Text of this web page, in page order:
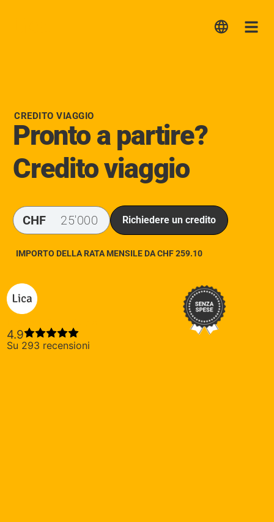
CREDITO VIAGGIO
Pronto a partire?
Credito viaggio
CHF Richiedere un credito
IMPORTO DELLA RATA MENSILE DA CHF259.10
4.9
Su 293 recensioni